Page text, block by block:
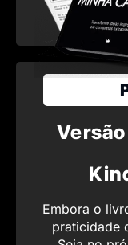
Embora o
praticidade